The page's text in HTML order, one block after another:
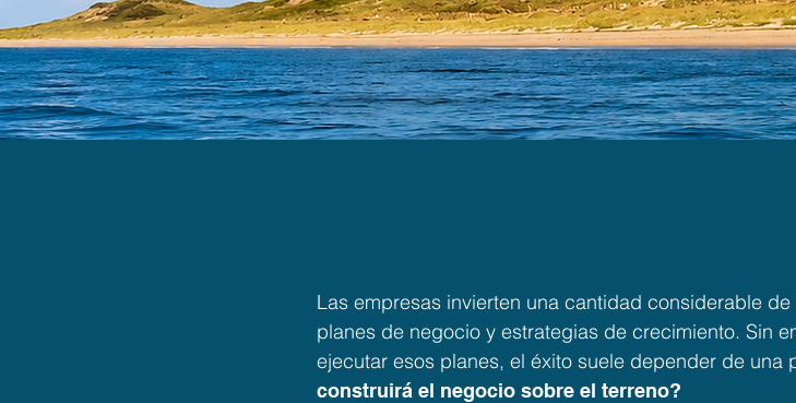
Las empresas invierten una cantidad considerable
planes de negocio y estrategias de crecimiento. Sin
ejecutar esos planes, el éxito suele depender de una
construirá el negocio sobre el terreno?